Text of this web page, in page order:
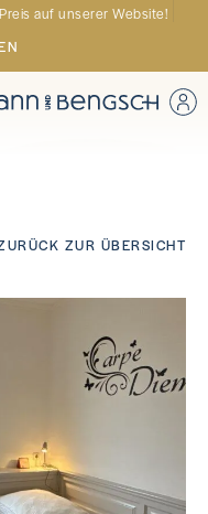
auf unserer Website!
ZUR ÜBERSICHT